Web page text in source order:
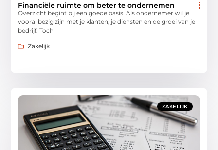
Financiële ruimte om beter te ondernemen
Overzicht begint bij een goede basis Als ondernemer wil je
vooral bezig zijn met je klanten, je diensten en de groei van je
bedrijf. Toch
Zakelijk
ZAKELIJK